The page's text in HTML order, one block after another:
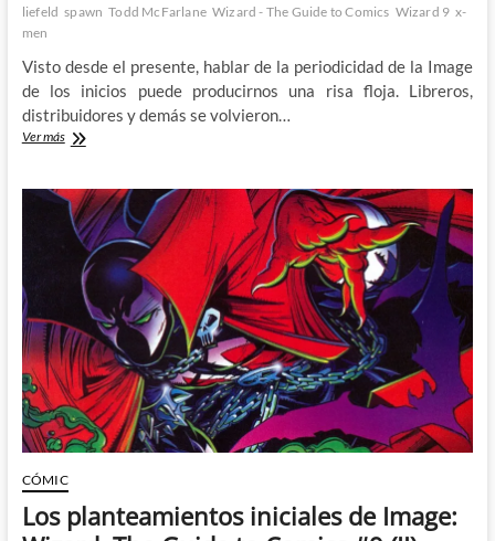
liefeld spawn Todd McFarlane Wizard - The Guide to Comics Wizard 9 x-
men
Visto desde el presente, hablar de la periodicidad de la Image
de los inicios puede producirnos una risa floja. Libreros,
distribuidores y demás se volvieron…
Ver másEl
fe
de
Image:
Wizard,
The
Guide
Comics
#9
(III)
CÓMIC
Los planteamientos iniciales de Image: